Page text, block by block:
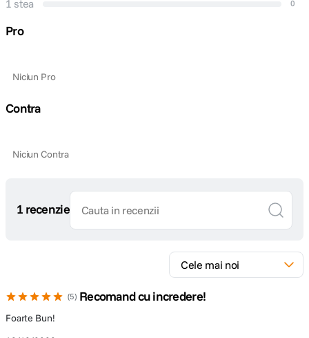
1 stea 0
Pro
Niciun Pro
Contra
Niciun Contra
1 recenzie
5 Recomand cu incredere!
Foarte Bun!